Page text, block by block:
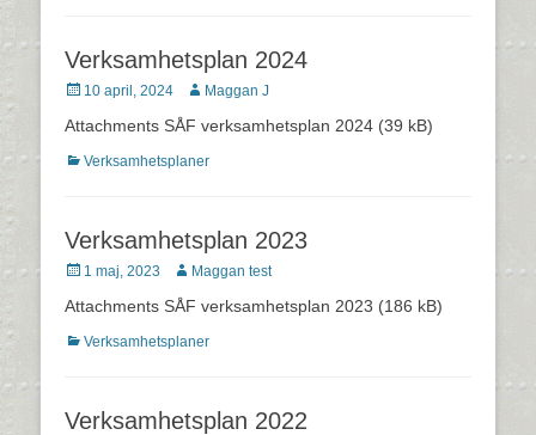
Verksamhetsplan 2024
Postades
10 april, 2024 Författare
Maggan J
Attachments SÅF verksamhetsplan 2024 (39 kB)
Kategorier
Verksamhetsplaner
Verksamhetsplan 2023
Postades
1 maj, 2023 Författare
Maggan test
Attachments SÅF verksamhetsplan 2023 (186 kB)
Kategorier
Verksamhetsplaner
Verksamhetsplan 2022